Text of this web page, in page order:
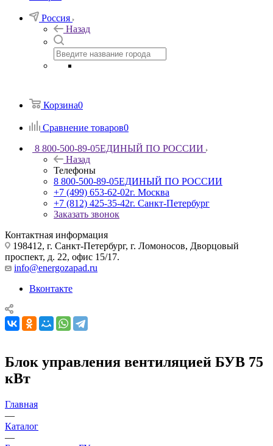
Россия
Назад
Корзина0
Сравнение товаров0
8 800-500-89-05ЕДИНЫЙ ПО РОССИИ
Назад
Телефоны
8 800-500-89-05ЕДИНЫЙ ПО РОССИИ
+7 (499) 653-62-02г. Москва
+7 (812) 425-35-42г. Санкт-Петербург
Заказать звонок
Контактная информация
198412, г. Санкт-Петербург, г. Ломоносов, Дворцовый
проспект, д. 22, офис 15/17.
info@energozapad.ru
Вконтакте
Блок управления вентиляцией БУВ 75
кВт
Главная
—
Каталог
—